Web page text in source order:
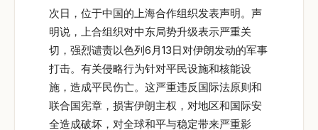
次日，位于中国的上海合作组织发表声明。声
明说，上合组织对中东局势升级表示严重关
切，强烈谴责以色列6月13日对伊朗发动的军事
打击。有关侵略行为针对平民设施和核能设
施，造成平民伤亡。这严重违反国际法原则和
联合国宪章，损害伊朗主权，对地区和国际安
全造成破坏，对全球和平与稳定带来严重影